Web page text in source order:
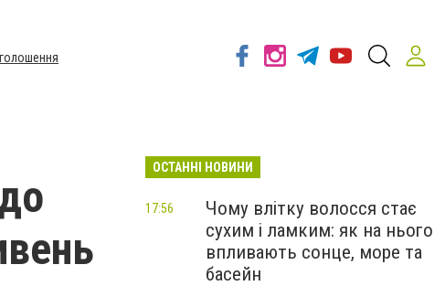
ОСТАННІ НОВИНИ
Чому влітку волосся стає
сухим і ламким: як на нього
впливають сонце, море та
басейн
17:56